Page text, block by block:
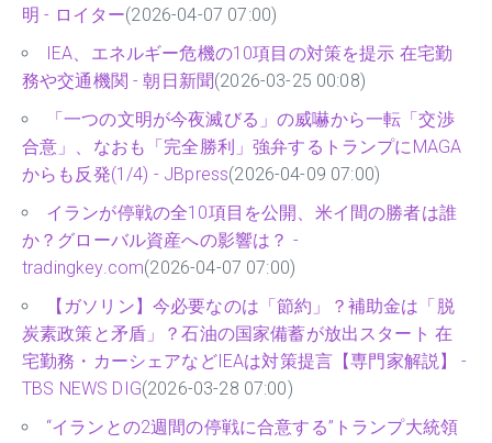
明 - ロイター(2026-04-07 07:00)
IEA、エネルギー危機の10項目の対策を提示 在宅勤
務や交通機関 - 朝日新聞(2026-03-25 00:08)
「一つの文明が今夜滅びる」の威嚇から一転「交渉
合意」、なおも「完全勝利」強弁するトランプにMAGA
からも反発(1/4) - JBpress(2026-04-09 07:00)
イランが停戦の全10項目を公開、米イ間の勝者は誰
か？グローバル資産への影響は？ -
tradingkey.com(2026-04-07 07:00)
【ガソリン】今必要なのは「節約」？補助金は「脱
炭素政策と矛盾」？石油の国家備蓄が放出スタート 在
宅勤務・カーシェアなどIEAは対策提言【専門家解説】 -
TBS NEWS DIG(2026-03-28 07:00)
“イランとの2週間の停戦に合意する”トランプ大統領